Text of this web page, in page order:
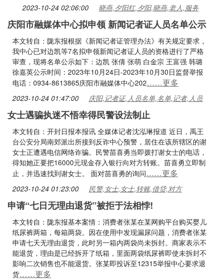
2023-10-24 02:06:00 晓燕,夕阳红,夕阳,晓燕,老人,服务
庆阳市融媒体中心拟申领 新闻记者证人员名单公示
本文转自：陇东报根据《新闻记者证管理办法》有关规定要求，
我中心已对边凯等7名拟申领新闻记者证人员的资格进行了严格
审查，现将名单公示如下：边凯 张倩 张萌 白金宗 王富强 韩璐
徐嘉英公示时间：2023年10月24日-2023年10月30日监督举报
电话：0934-8613865庆阳市融媒体中心202……更多
2023-10-24 01:47:00 庆阳,记者证,人员名单,名单,记者,人员
女士遇骗执迷不悟幸得民警设法制止
本文转自：开封日报本报讯 全媒体记者沈泓琳报道 近日，禹王
台公安分局南郊派出所接到反诈中心预警，居住在该所辖区的谢
女士正遭遇电信网络诈骗。民警苗喜勇当即拨打谢女士的电话，
得知她正要把16000元现金存入银行向对方转账。苗喜勇立即制
止，并迅速找到谢女士。 面对苗喜勇的询问……更多
2023-10-24 01:23:00 民警,女士,女士,转账,借贷,对方
申请“七日无理由退货”被拒于法相悖!
本文转自：陇东报基本案情：消费者张某在某网购平台购买婴儿
纸尿裤两箱，每箱两袋。因在使用中发现漏尿问题，消费者张某
申请七天无理由退货，此时另一箱内两袋尚未拆封。商家表示不
能退货，理由是已经拆开了纸箱，里面两袋纸尿裤即使未拆封不
影响二次销售也不能退货。张某即投诉至12315举报中心要求退
货……更多